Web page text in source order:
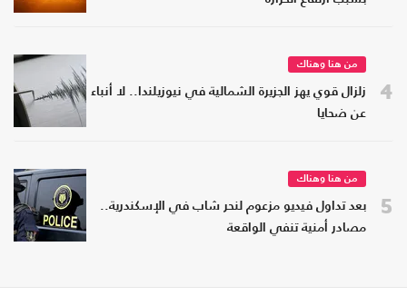
4
من هنا وهناك
زلزال قوي يهز الجزيرة الشمالية في نيوزيلندا.. لا أنباء
عن ضحايا
5
من هنا وهناك
بعد تداول فيديو مزعوم لنحر شاب في الإسكندرية..
مصادر أمنية تنفي الواقعة